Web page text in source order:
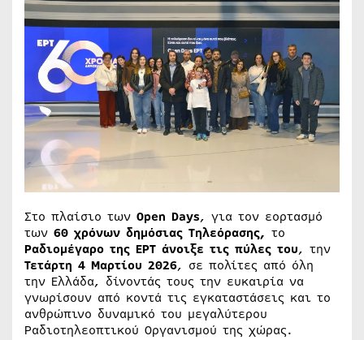
Στο πλαίσιο των Open Days, για τον εορτασμό
των 60 χρόνων δημόσιας Τηλεόρασης, το
Ραδιομέγαρο της ΕΡΤ άνοιξε τις πύλες του, την
Τετάρτη 4 Μαρτίου 2026, σε πολίτες από όλη
την Ελλάδα, δίνοντάς τους την ευκαιρία να
γνωρίσουν από κοντά τις εγκαταστάσεις και το
ανθρώπινο δυναμικό του μεγαλύτερου
Ραδιοτηλεοπτικού Οργανισμού της χώρας.